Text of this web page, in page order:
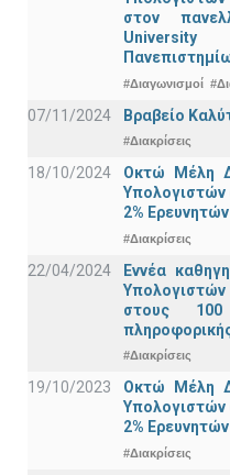
στον
#Διαγωνισμοί
07/11/2024 Βραβείο
#Διακρίσεις
18/10/2024
Οκτώ Μέλη
Υπολογιστών
2%
#Διακρίσεις
22/04/2024
Εννέα
στους 100
#Διακρίσεις
19/10/2023
Οκτώ Μέλη
Υπολογιστών
2%
#Διακρίσεις